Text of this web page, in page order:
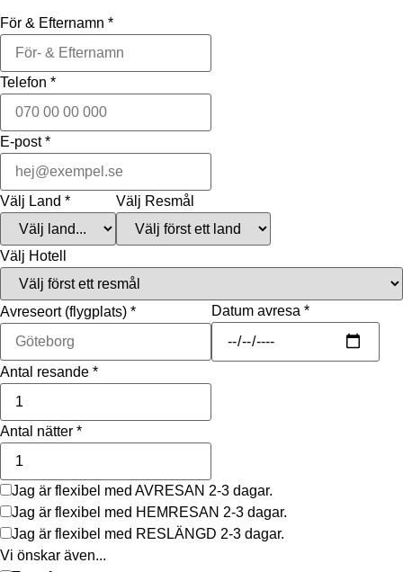
För & Efternamn *
Telefon *
E-post*
Välj Land * Välj Resmål
Välj Hotell
Avreseort (flygplats) * Datum avresa *
Antal resande *
Antal nätter *
Jag är flexibel med AVRESAN 2-3 dagar.
Jag är flexibel med HEMRESAN 2-3 dagar.
Jag är flexibel med RESLÄNGD 2-3 dagar.
Vi önskar även...